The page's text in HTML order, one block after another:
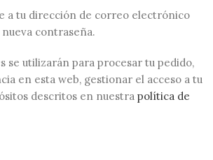
a tu dirección de correo electrónico
contraseña.
se utilizarán para procesar tu pedido,
en esta web, gestionar el acceso a tu
descritos en nuestra política de